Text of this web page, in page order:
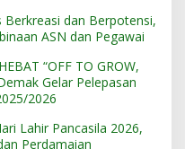
dan Berpotensi,
ASN dan Pegawai
“OFF TO GROW,
Gelar Pelepasan
2026
Lahir Pancasila 2026,
Perdamaian